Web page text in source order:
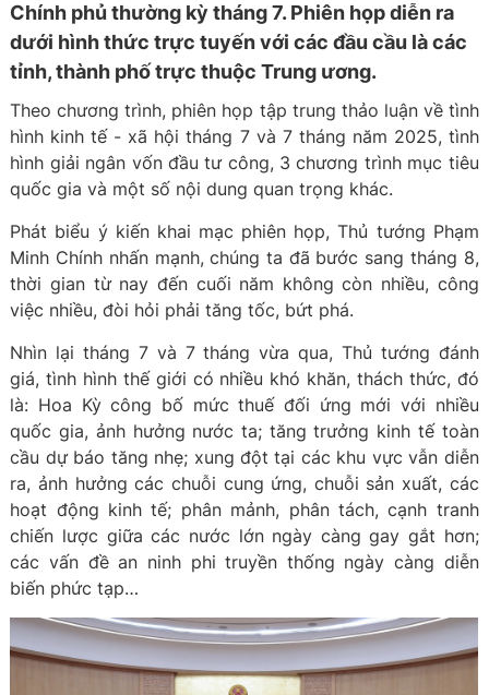
Chính phủ thường kỳ tháng 7. Phiên họp diễn ra
dưới hình thức trực tuyến với các đầu cầu là các
tỉnh, thành phố trực thuộc Trung ương.
Theo chương trình, phiên họp tập trung thảo luận về tình
hình kinh tế - xã hội tháng 7 và 7 tháng năm 2025, tình
hình giải ngân vốn đầu tư công, 3 chương trình mục tiêu
quốc gia và một số nội dung quan trọng khác.
Phát biểu ý kiến khai mạc phiên họp, Thủ tướng Phạm
Minh Chính nhấn mạnh, chúng ta đã bước sang tháng 8,
thời gian từ nay đến cuối năm không còn nhiều, công
việc nhiều, đòi hỏi phải tăng tốc, bứt phá.
Nhìn lại tháng 7 và 7 tháng vừa qua, Thủ tướng đánh
giá, tình hình thế giới có nhiều khó khăn, thách thức, đó
là: Hoa Kỳ công bố mức thuế đối ứng mới với nhiều
quốc gia, ảnh hưởng nước ta; tăng trưởng kinh tế toàn
cầu dự báo tăng nhẹ; xung đột tại các khu vực vẫn diễn
ra, ảnh hưởng các chuỗi cung ứng, chuỗi sản xuất, các
hoạt động kinh tế; phân mảnh, phân tách, cạnh tranh
chiến lược giữa các nước lớn ngày càng gay gắt hơn;
các vấn đề an ninh phi truyền thống ngày càng diễn
biến phức tạp…